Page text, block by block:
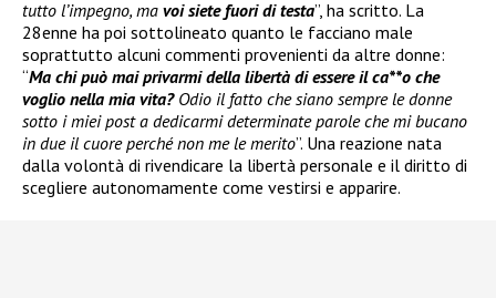
tutto l’impegno, ma voi siete fuori di testa”, ha scritto. La
28enne ha poi sottolineato quanto le facciano male
soprattutto alcuni commenti provenienti da altre donne:
“Ma chi può mai privarmi della libertà di essere il ca**o che
voglio nella mia vita? Odio il fatto che siano sempre le donne
sotto i miei post a dedicarmi determinate parole che mi bucano
in due il cuore perché non me le merito”. Una reazione nata
dalla volontà di rivendicare la libertà personale e il diritto di
scegliere autonomamente come vestirsi e apparire.